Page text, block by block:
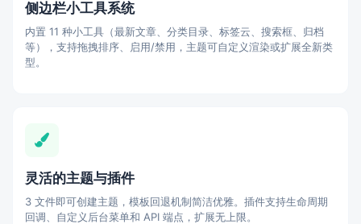
侧边栏小工具系统
内置 11 种小工具（最新文章、分类目录、标签云、搜索框、归档
等），支持拖拽排序、启用/禁用，主题可自定义渲染或扩展全新类
型。
灵活的主题与插件
3 文件即可创建主题，模板回退机制简洁优雅。插件支持生命周期
回调、自定义后台菜单和 API 端点，扩展无上限。